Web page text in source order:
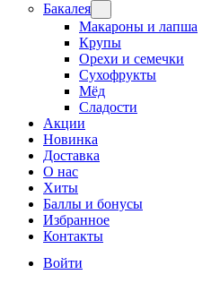
Бакалея
Макароны и лапша
Крупы
Орехи и семечки
Сухофрукты
Мёд
Сладости
Акции
Новинка
Доставка
О нас
Хиты
Баллы и бонусы
Избранное
Контакты
Войти